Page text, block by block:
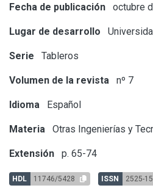
Fecha de publicación octubre
Lugar de desarrollo
Serie Tableros
Volumen de la revista nº 7
Idioma Español
Materia Otras Ingenierías y
Extensión p. 65-74
HDL 11746/5428 ISSN 2525-